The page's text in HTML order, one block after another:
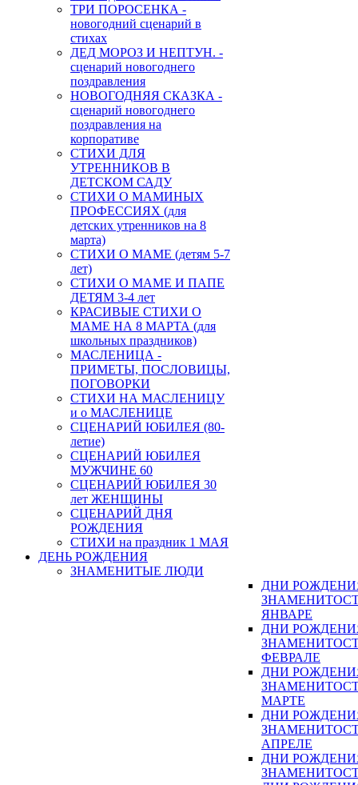
ТРИ ПОРОСЕНКА -
новогодний сценарий в
стихах
ДЕД МОРОЗ И НЕПТУН. -
сценарий новогоднего
поздравления
НОВОГОДНЯЯ СКАЗКА -
сценарий новогоднего
поздравления на
корпоративе
СТИХИ ДЛЯ
УТРЕННИКОВ В
ДЕТСКОМ САДУ
СТИХИ О МАМИНЫХ
ПРОФЕССИЯХ (для
детских утренников на 8
марта)
СТИХИ О МАМЕ (детям 5-7
лет)
СТИХИ О МАМЕ И ПАПЕ
ДЕТЯМ 3-4 лет
КРАСИВЫЕ СТИХИ О
МАМЕ НА 8 МАРТА (для
школьных праздников)
МАСЛЕНИЦА -
ПРИМЕТЫ, ПОСЛОВИЦЫ,
ПОГОВОРКИ
СТИХИ НА МАСЛЕНИЦУ
и о МАСЛЕНИЦЕ
СЦЕНАРИЙ ЮБИЛЕЯ (80-
летие)
СЦЕНАРИЙ ЮБИЛЕЯ
МУЖЧИНЕ 60
СЦЕНАРИЙ ЮБИЛЕЯ 30
лет ЖЕНЩИНЫ
СЦЕНАРИЙ ДНЯ
РОЖДЕНИЯ
СТИХИ на праздник 1 МАЯ
ДЕНЬ РОЖДЕНИЯ
ЗНАМЕНИТЫЕ ЛЮДИ
ДНИ
ЯНВАРЕ
ДНИ
ФЕВРАЛЕ
ДНИ
МАРТЕ
ДНИ
АПРЕЛЕ
ДНИ